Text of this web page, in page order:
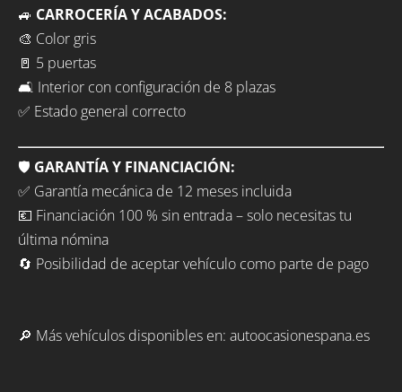
🚙 CARROCERÍA Y ACABADOS:
🎨 Color gris
🚪 5 puertas
🛋️ Interior con configuración de 8 plazas
✅ Estado general correcto
🛡️ GARANTÍA Y FINANCIACIÓN:
✅ Garantía mecánica de 12 meses incluida
💶 Financiación 100 % sin entrada – solo necesitas tu
última nómina
🔄 Posibilidad de aceptar vehículo como parte de pago
🔎 Más vehículos disponibles en: autoocasionespana.es